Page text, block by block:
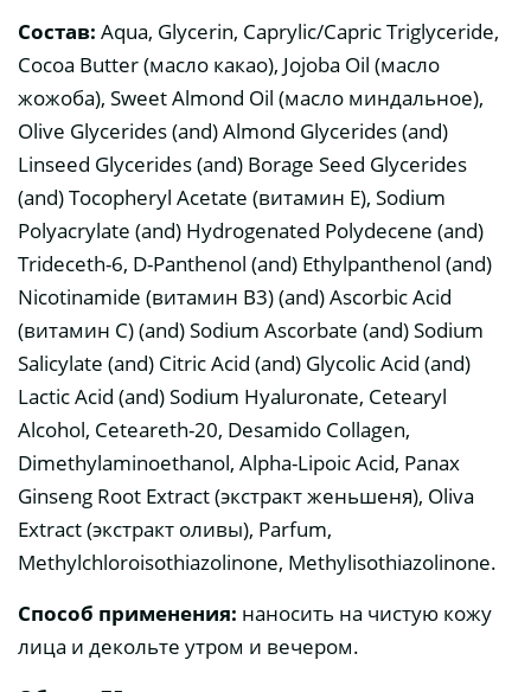
Состав: Aqua, Glycerin, Caprylic/Capric Triglyceride,
Cocoa Butter (масло какао), Jojoba Oil (масло
жожоба), Sweet Almond Oil (масло миндальное),
Olive Glycerides (and) Almond Glycerides (and)
Linseed Glycerides (and) Borage Seed Glycerides
(and) Tocopheryl Acetate (витамин E), Sodium
Polyacrylate (and) Hydrogenated Polydecene (and)
Trideceth-6, D-Panthenol (and) Ethylpanthenol (and)
Nicotinamide (витамин В3) (and) Ascorbic Acid
(витамин C) (and) Sodium Ascorbate (and) Sodium
Salicylate (and) Citric Acid (and) Glycolic Acid (and)
Lactic Acid (and) Sodium Hyaluronate, Cetearyl
Alcohol, Ceteareth-20, Desamido Collagen,
Dimethylaminoethanol, Alpha-Lipoic Acid, Panax
Ginseng Root Extract (экстракт женьшеня), Oliva
Extract (экстракт оливы), Parfum,
Methylchloroisothiazolinone, Methylisothiazolinone.
Способ применения: наносить на чистую кожу
лица и декольте утром и вечером.